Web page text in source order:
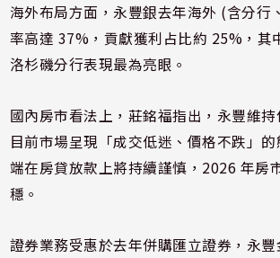
海外布局方面，永豐銀去年海外 (含分行
率高達 37%，貢獻獲利占比約 25%，其
洛杉磯分行表現最為亮眼。
國內房市看法上，莊銘福指出，永豐維
目前市場呈現「成交低迷、價格不跌」
端在房貸放款上將持續謹慎，2026 年房
穩。
證券業務受惠於去年併購匯立證券，永